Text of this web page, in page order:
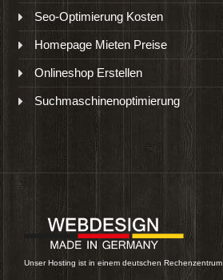
Seo-Optimierung Kosten
Homepage Mieten Preise
Onlineshop Erstellen
Suchmaschinenoptimierung
Unser Hosting ist in einem deutschen Rechenzentrum.